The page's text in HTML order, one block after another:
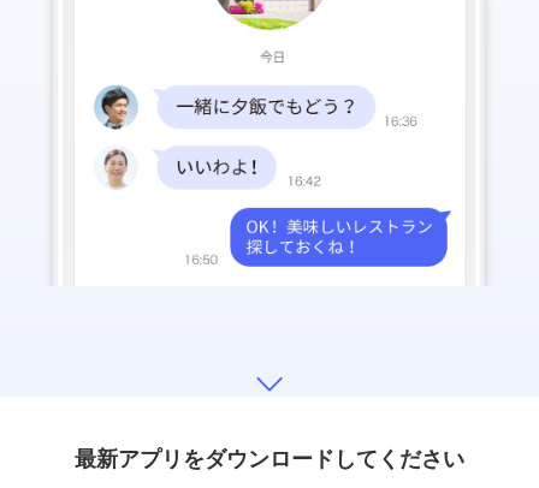
最新アプリをダウンロードしてください